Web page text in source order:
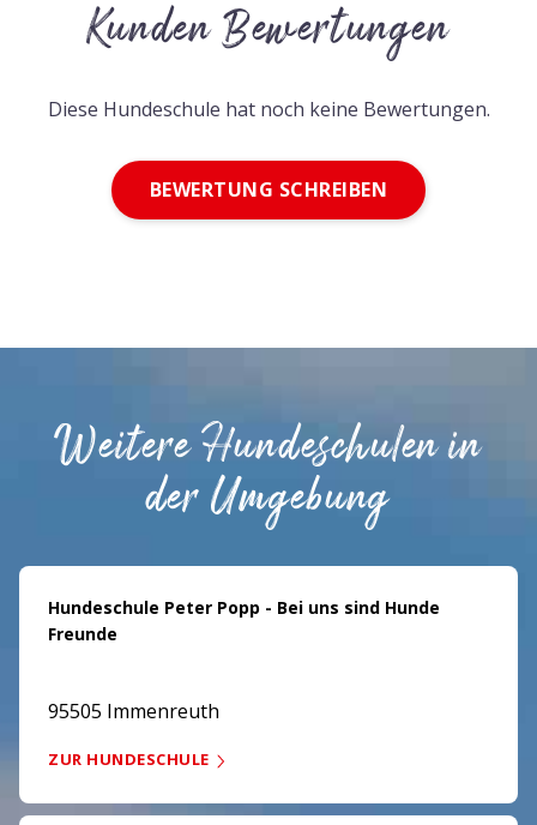
Kunden Bewertungen
Diese Hundeschule hat noch keine Bewertungen.
BEWERTUNG SCHREIBEN
Weitere Hundeschulen in
der Umgebung
Hundeschule Peter Popp - Bei uns sind Hunde
Freunde
95505 Immenreuth
ZUR HUNDESCHULE